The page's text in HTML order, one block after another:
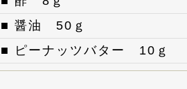
■ 醤油 50ｇ
■ ピーナッツバター 10ｇ